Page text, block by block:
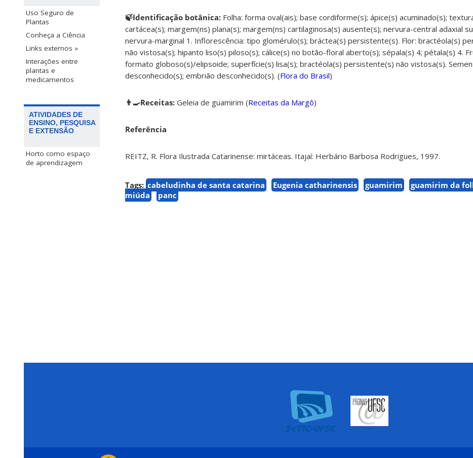
Uso Seguro de
Plantas
Conheça a Ciência
Links externos »
Interações entre
plantas e
medicamentos
ATIVIDADES DE
ENSINO, PESQUISA
E EXTENSÃO
Horto como espaço
de aprendizagem
🍃Identificação botânica: Folha: forma oval(ais); base cordiforme(s); ápice(s) acuminado(s);
cartácea(s); margem(ns) plana(s); margem(ns) cartilaginosa(s) ausente(s); nervura-central adaxial
nervura-marginal 1. Inflorescência: tipo glomérulo(s); bráctea(s) persistente(s). Flor: bractéola(s)
não vistosa(s); hipanto liso(s) piloso(s); cálice(s) no botão-floral aberto(s); sépala(s) 4; pétala(s) 4.
formato globoso(s)/elipsoide; superfície(s) lisa(s); bractéola(s) persistente(s) não vistosa(s).
desconhecido(s); embrião desconhecido(s). (Flora do Brasil)
👨‍🍳Receitas: Geleia de guamirim (Receitas da Margô)
Referência
REITZ, R. Flora Ilustrada Catarinense: mirtáceas. Itajaí: Herbário Barbosa Rodrigues, 1997.
Tags: cabeludinha de santa catarina Eugenia catharinensis guamirim
guamirim da
miúda
panc